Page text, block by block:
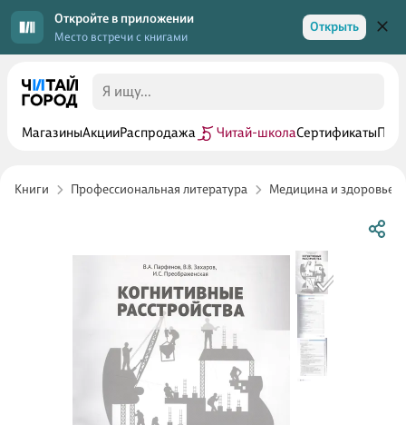
Откройте в приложении
Место встречи с книгами
Открыть
МагазиныАкцииРаспродажа Читай-школаСертификаты
Книги Профессиональная литература Медицина и здоровье